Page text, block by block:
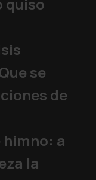
se
de
himno: a
la